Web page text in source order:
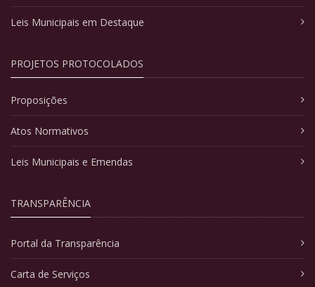
Leis Municipais em Destaque
PROJETOS PROTOCOLADOS
Proposições
Atos Normativos
Leis Municipais e Emendas
TRANSPARÊNCIA
Portal da Transparência
Carta de Serviços